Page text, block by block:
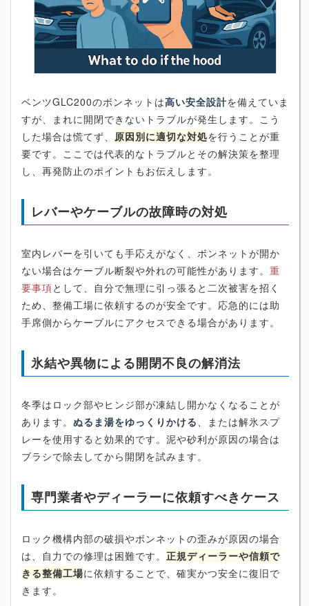
ベンツGLC200のボンネットは高い安全設計を備えていま
すが、まれに開閉できないトラブルが発生します。こう
した場合は慌てず、 原因別に適切な対処を行うことが重
要です。ここでは代表的なトラブルとその解決策を整理
し、再発防止のポイントもお伝えします。
レバーやケーブルの故障時の対処
室内レバーを引いても手応えがなく、ボンネットが開か
ない場合はケーブル断裂や外れの可能性があります。 重
要事項として、自分で無理に引っ張ると二次被害を招く
ため、整備工場に依頼するのが安全です。応急的には助
手席側からケーブルにアクセスできる場合があります。
氷結や異物による開閉不良の解消法
冬季はロック部やヒンジ部が凍結し開かなくなることが
あります。 ぬるま湯をゆっくりかける、または解氷スプ
レーを使用すると効果的です。泥や砂利が原因の場合は
ブラシで除去してから開閉を試みます。
専門業者やディーラーに依頼すべきケース
ロック機構内部の破損やボンネットの歪みが原因の場合
は、自力での修理は困難です。 正規ディーラーや信頼で
きる整備工場に依頼することで、確実かつ安全に復旧で
きます。